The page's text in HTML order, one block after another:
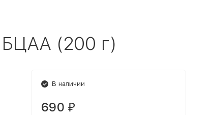
БЦАА (200 г)
В наличии
690 ₽